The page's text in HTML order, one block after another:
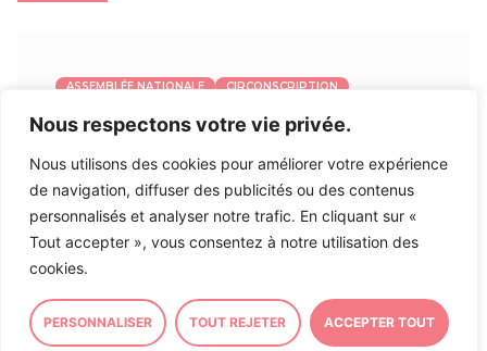
Nous respectons votre vie privée.
Nous utilisons des cookies pour améliorer votre expérience
de navigation, diffuser des publicités ou des contenus
personnalisés et analyser notre trafic. En cliquant sur «
Tout accepter », vous consentez à notre utilisation des
cookies.
PERSONNALISER TOUT REJETER ACCEPTER TOUT
ASSEMBLÉE NATIONALE CIRCONSCRIPTION
Inscription à ma Lettre
d’Information
Inscrivez-vous à ma lettre d’information afin de
rester informé sur mon action et actualité politique